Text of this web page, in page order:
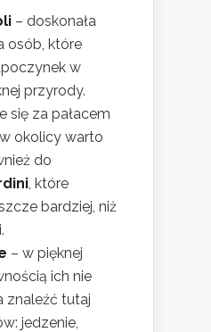
– doskonała
osób, które
w
przyrody.
się za pałacem
okolicy warto
do
, które
bardziej, niż
– w pięknej
ich nie
znaleźć tutaj
jedzenie,